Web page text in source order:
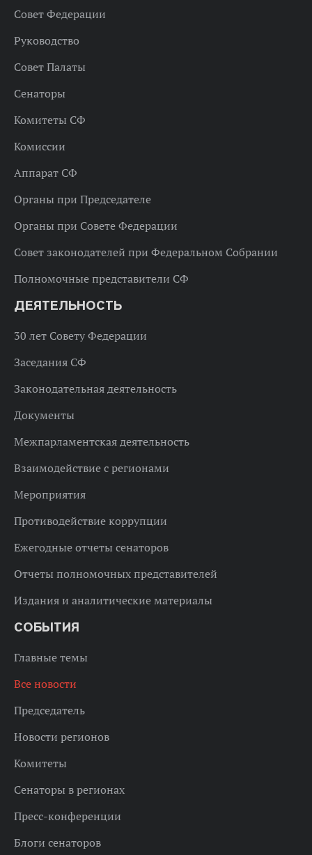
Совет Федерации
Руководство
Совет Палаты
Сенаторы
Комитеты СФ
Комиссии
Аппарат СФ
Органы при Председателе
Органы при Совете Федерации
Совет законодателей при Федеральном Собрании
Полномочные представители СФ
ДЕЯТЕЛЬНОСТЬ
30 лет Совету Федерации
Заседания СФ
Законодательная деятельность
Документы
Межпарламентская деятельность
Взаимодействие с регионами
Мероприятия
Противодействие коррупции
Ежегодные отчеты сенаторов
Отчеты полномочных представителей
Издания и аналитические материалы
СОБЫТИЯ
Главные темы
Все новости
Председатель
Новости регионов
Комитеты
Сенаторы в регионах
Пресс-конференции
Блоги сенаторов